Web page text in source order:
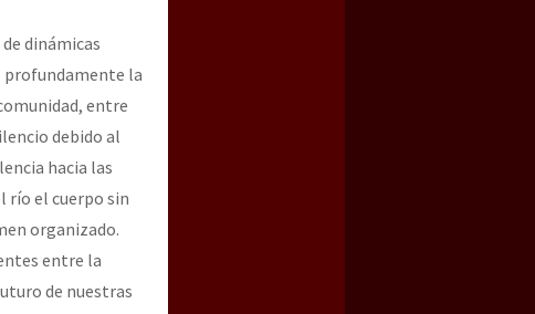
dinámicas
profundamente la
entre
debido al
hacia las
río el cuerpo sin
organizado.
entre la
de nuestras